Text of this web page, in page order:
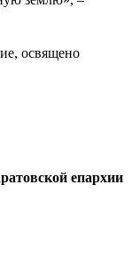
освящено
епархии